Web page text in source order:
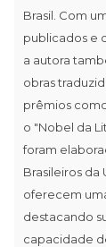
Brasil. Com
publicados e
a autora
obras
prêmios
o "Nobel da
foram
Brasileiros da
oferecem
destacando
capacidade